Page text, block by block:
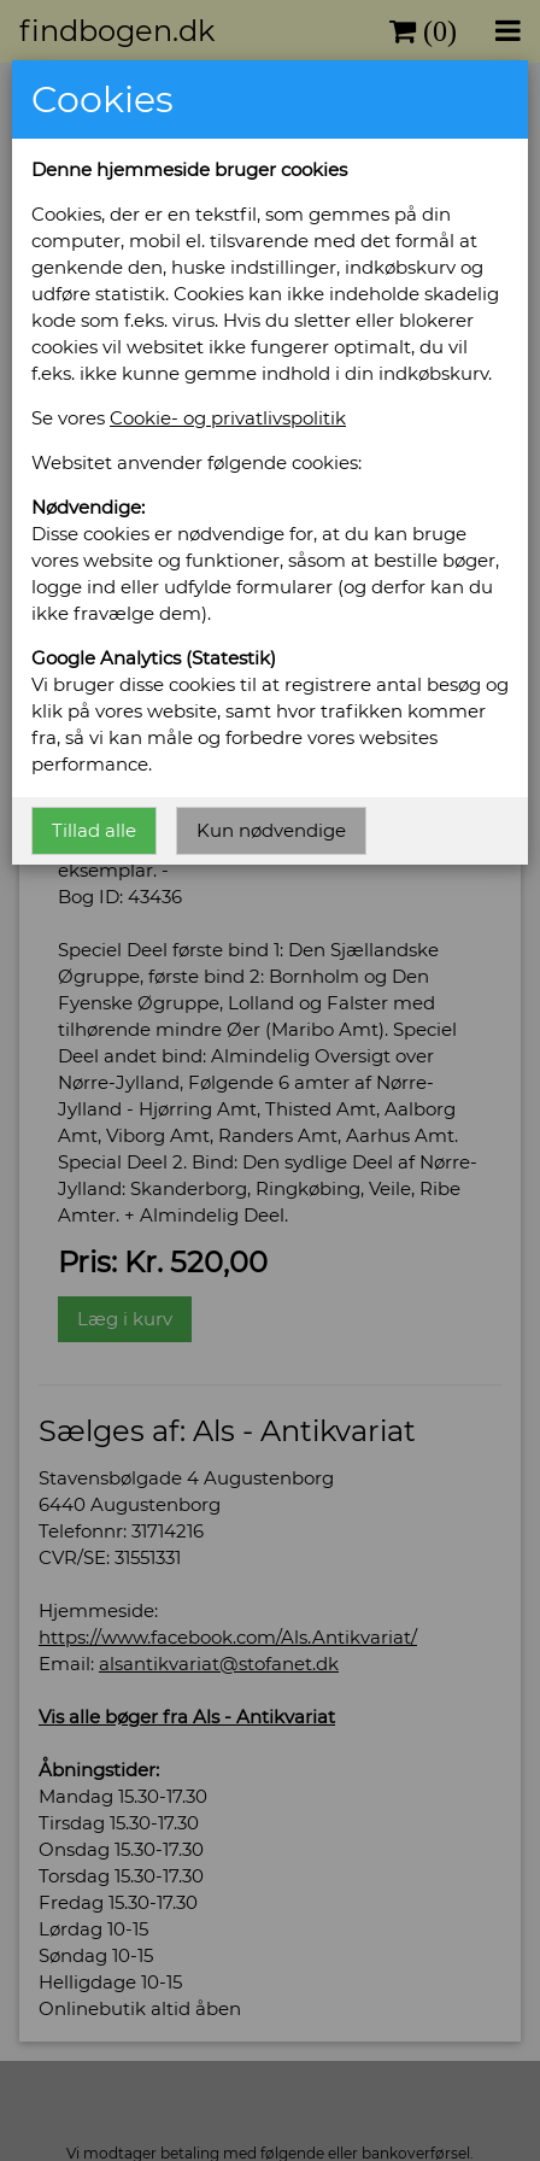
findbogen.dk (0)
Trap, J.P.
Statistisk-topografisk beskrivelse
af kongeriget Danmark Speciel
deel første bind 1+2 anden bind 1+2
samt Alm. deel.
bind: 5 - Indbinding: Halvlæder. - Tilstand: Slidt
eksemplar. -
Bog ID: 43436
Speciel Deel første bind 1: Den Sjællandske
Øgruppe, første bind 2: Bornholm og Den
Fyenske Øgruppe, Lolland og Falster med
tilhørende mindre Øer (Maribo Amt). Speciel
Deel andet bind: Almindelig Oversigt over
Nørre-Jylland, Følgende 6 amter af Nørre-
Jylland - Hjørring Amt, Thisted Amt, Aalborg
Amt, Viborg Amt, Randers Amt, Aarhus Amt.
Special Deel 2. Bind: Den sydlige Deel af Nørre-
Jylland: Skanderborg, Ringkøbing, Veile, Ribe
Amter. + Almindelig Deel.
Pris: Kr. 520,00
Læg i kurv
Sælges af: Als - Antikvariat
Stavensbølgade 4 Augustenborg
6440 Augustenborg
Telefonnr: 31714216
CVR/SE: 31551331
Hjemmeside:
https://www.facebook.com/Als.Antikvariat/
Email: alsantikvariat@stofanet.dk
Vis alle bøger fra Als - Antikvariat
Åbningstider:
Mandag 15.30-17.30
Tirsdag 15.30-17.30
Onsdag 15.30-17.30
Torsdag 15.30-17.30
Fredag 15.30-17.30
Lørdag 10-15
Søndag 10-15
Helligdage 10-15
Onlinebutik altid åben
Vi modtager betaling med følgende eller bankoverførsel.
Cookies
Denne hjemmeside bruger cookies
Cookies, der er en tekstfil, som gemmes på din
computer, mobil el. tilsvarende med det formål at
genkende den, huske indstillinger, indkøbskurv og
udføre statistik. Cookies kan ikke indeholde skadelig
kode som f.eks. virus. Hvis du sletter eller blokerer
cookies vil websitet ikke fungerer optimalt, du vil
f.eks. ikke kunne gemme indhold i din indkøbskurv.
Se vores Cookie- og privatlivspolitik
Websitet anvender følgende cookies:
Nødvendige:
Disse cookies er nødvendige for, at du kan bruge
vores website og funktioner, såsom at bestille bøger,
logge ind eller udfylde formularer (og derfor kan du
ikke fravælge dem).
Google Analytics (Statestik)
Vi bruger disse cookies til at registrere antal besøg og
klik på vores website, samt hvor trafikken kommer
fra, så vi kan måle og forbedre vores websites
performance.
Tillad alle Kun nødvendige